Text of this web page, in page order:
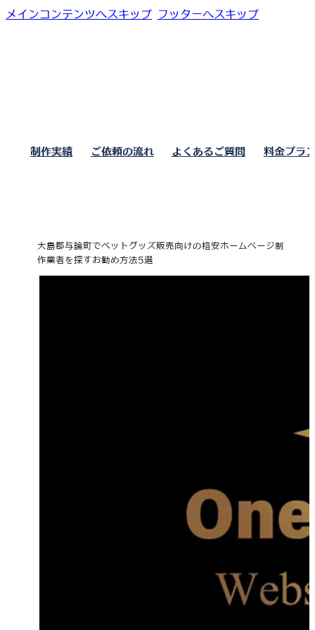
メインコンテンツへスキップ フッターへスキップ
制作実績 ご依頼の流れ よくあるご質問 料金プラ
大島郡与論町でペットグッズ販売向けの格安ホームページ制
作業者を探すお勧め方法5選